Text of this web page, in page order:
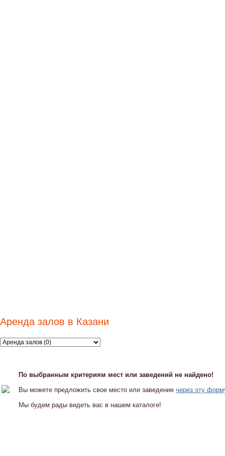
Аренда залов в Казани
По выбранным критериям мест или заведений не найдено!
Вы можете предложить свое место или заведение через эту
Мы будем рады видеть вас в нашем каталоге!